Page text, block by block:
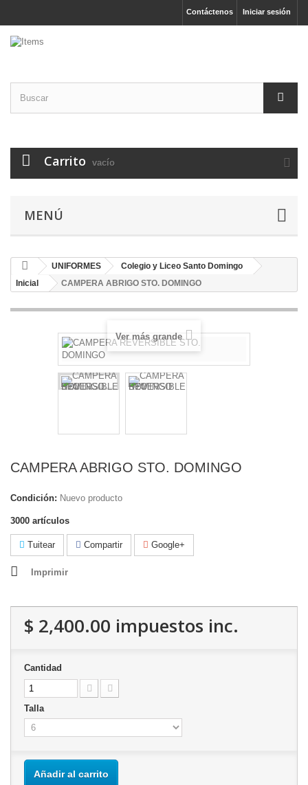
Iniciar sesión
Contáctenos
Carrito vacío
MENÚ
UNIFORMES
Colegio y Liceo Santo Domingo
Inicial
CAMPERA ABRIGO STO. DOMINGO
Ver más grande
CAMPERA ABRIGO STO. DOMINGO
Condición: Nuevo producto
3000 artículos
Tuitear Compartir Google+
Imprimir
$ 2,400.00 impuestos inc.
Cantidad
Talla
Añadir al carrito